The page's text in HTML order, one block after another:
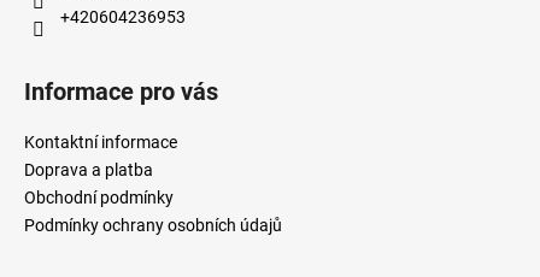
+420604236953
Informace pro vás
Kontaktní informace
Doprava a platba
Obchodní podmínky
Podmínky ochrany osobních údajů